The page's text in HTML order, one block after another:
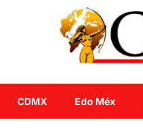
CDMX Edo Méx